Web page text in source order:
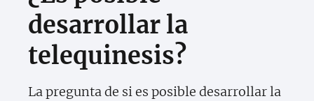
desarrollar la
telequinesis?
La pregunta de si es posible desarrollar la